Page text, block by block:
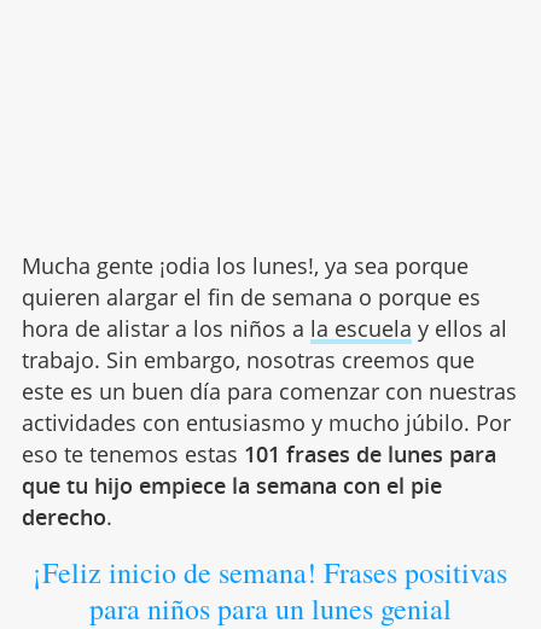
Mucha gente ¡odia los lunes!, ya sea porque
quieren alargar el fin de semana o porque es
hora de alistar a los niños a la escuela y ellos al
trabajo. Sin embargo, nosotras creemos que
este es un buen día para comenzar con nuestras
actividades con entusiasmo y mucho júbilo. Por
eso te tenemos estas 101 frases de lunes para
que tu hijo empiece la semana con el pie
derecho.
¡Feliz inicio de semana! Frases positivas
para niños para un lunes genial